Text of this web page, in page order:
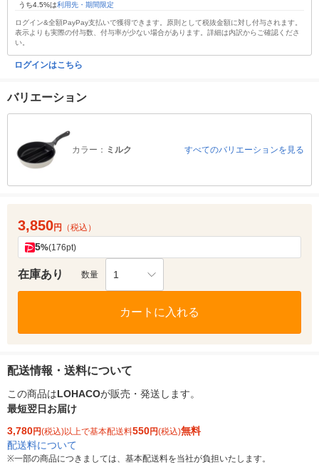
うち4.5%は利用先・期間限定
ログイン&全額PayPay支払いで獲得できます。原則として税抜金額に対し付与されます。
表示よりも実際の付与数、付与率が少ない場合があります。詳細は内訳からご確認くださ
い。
ログインはこちら
バリエーション
カラー： ミルク すべてのバリエーションを見る
3,850円 （税込）
5%(176pt)
在庫あり 数量 1
カートに入れる
配送情報・送料について
この商品はLOHACOが販売・発送します。
最短翌日お届け
3,780円(税込)以上で基本配送料550円(税込)無料
配送料について
※一部の商品につきましては、基本配送料を当社が負担いたします。